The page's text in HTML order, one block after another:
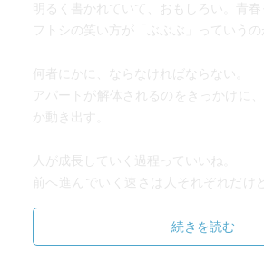
明るく書かれていて、おもしろい。青春
フトシの笑い方が「ぶぶぶ」っていうの
何者にかに、ならなければならない。
アパートが解体されるのをきっかけに
か動き出す。
人が成長していく過程っていいね。
前へ進んでいく速さは人それぞれだけ
実はしっかりと少しずつだけど前進して
続きを読む